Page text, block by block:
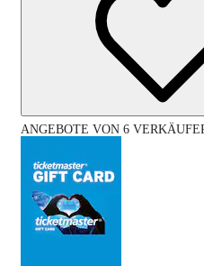
ANGEBOTE VON 6